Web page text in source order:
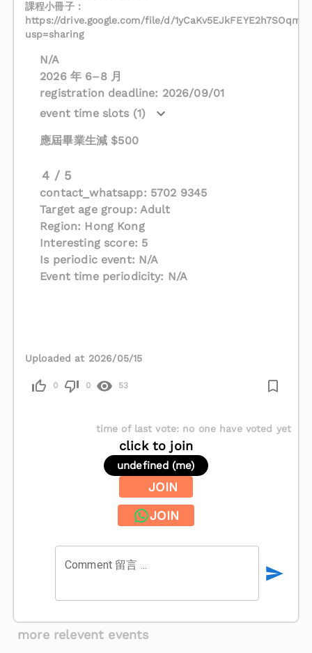
課程小冊子：
https://drive.google.com/file/d/
usp=sharing
N/A
2026 年 6–8 月
registration deadline: 2026/09/01
event time slots (1)
應屆畢業生減 $500
4 / 5
contact_whatsapp: 5702 9345
Target age group: Adult
Region: Hong Kong
Interesting score: 5
Is periodic event: N/A
Event time periodicity: N/A
Uploaded at 2026/05/15
0 0 53
time of last vote: no one have voted yet
click to join
undefined (me)
JOIN
JOIN
Comment 留言 ...
more relevent events